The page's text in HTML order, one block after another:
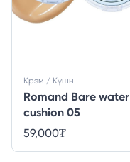
Romand Bare water
cushion 05
Крэм / Күшн
59,000₮